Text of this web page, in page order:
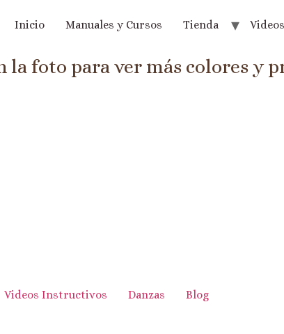
Inicio Manuales y Cursos Tienda
la foto para ver más colores y
Videos Instructivos Danzas Blog